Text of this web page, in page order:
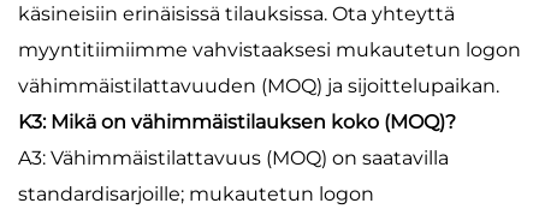
käsineisiin erinäisissä tilauksissa. Ota yhteyttä
myyntitiimiimme vahvistaaksesi mukautetun logon
vähimmäistilattavuuden (MOQ) ja sijoittelupaikan.
K3: Mikä on vähimmäistilauksen koko (MOQ)?
A3: Vähimmäistilattavuus (MOQ) on saatavilla
standardisarjoille; mukautetun logon